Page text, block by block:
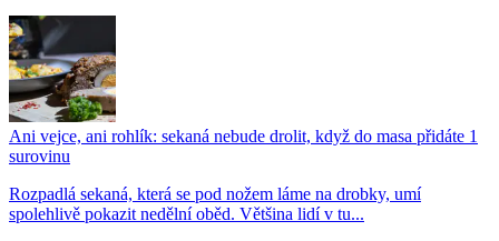
Ani vejce, ani rohlík: sekaná nebude drolit, když do masa přidáte 1
surovinu
Rozpadlá sekaná, která se pod nožem láme na drobky, umí
spolehlivě pokazit nedělní oběd. Většina lidí v tu...